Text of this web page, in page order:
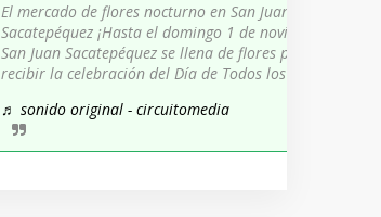
El mercado de flores nocturno en San Juan
Sacatepéquez ¡Hasta el domingo 1 de noviembre,
San Juan Sacatepéquez se llena de flores para
recibir la celebración del Día de Todos los Santos!
♬ sonido original - circuitomedia